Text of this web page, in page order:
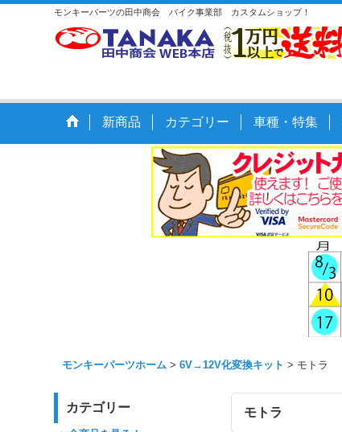
モンキーパーツの田中商会 バイク事業部 カスタムショップ！
新商品 カテゴリー 車種・特集
モンキーパーツホーム > 6V→12V化変換キット > モトラ
カテゴリー モトラ